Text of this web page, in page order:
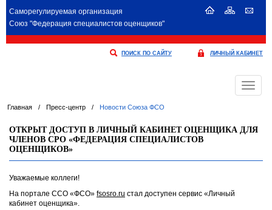
Саморегулируемая организация
Союз "Федерация специалистов оценщиков"
ПОИСК ПО САЙТУ ЛИЧНЫЙ КАБИНЕТ
Меню
Главная / Пресс-центр / Новости Союза ФСО
ОТКРЫТ ДОСТУП В ЛИЧНЫЙ КАБИНЕТ ОЦЕНЩИКА ДЛЯ
ЧЛЕНОВ СРО «ФЕДЕРАЦИЯ СПЕЦИАЛИСТОВ
ОЦЕНЩИКОВ»
Уважаемые коллеги!
На портале ССО «ФСО» fsosro.ru стал доступен сервис «Личный
кабинет оценщика».